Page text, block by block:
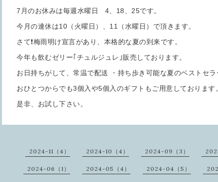
7月のお休みは毎週水曜日 4、18、25です。
今月の連休は10（火曜日）、11（水曜日）で頂きます。
さて❗️梅雨明け宣言があり、本格的な夏の到来です。
今年も飲むゼリー｢チュルジュレ｣販売しております。
お日持ちがして、常温で配送 ・持ち歩き可能な夏のベストセラ
おひとつからでも3個入や5個入のギフトもご用意しております
是非、お試し下さい。
2024-11（4） 2024-10（4） 2024-09（3）
2024-06（1） 2024-05（4） 2024-04（5）